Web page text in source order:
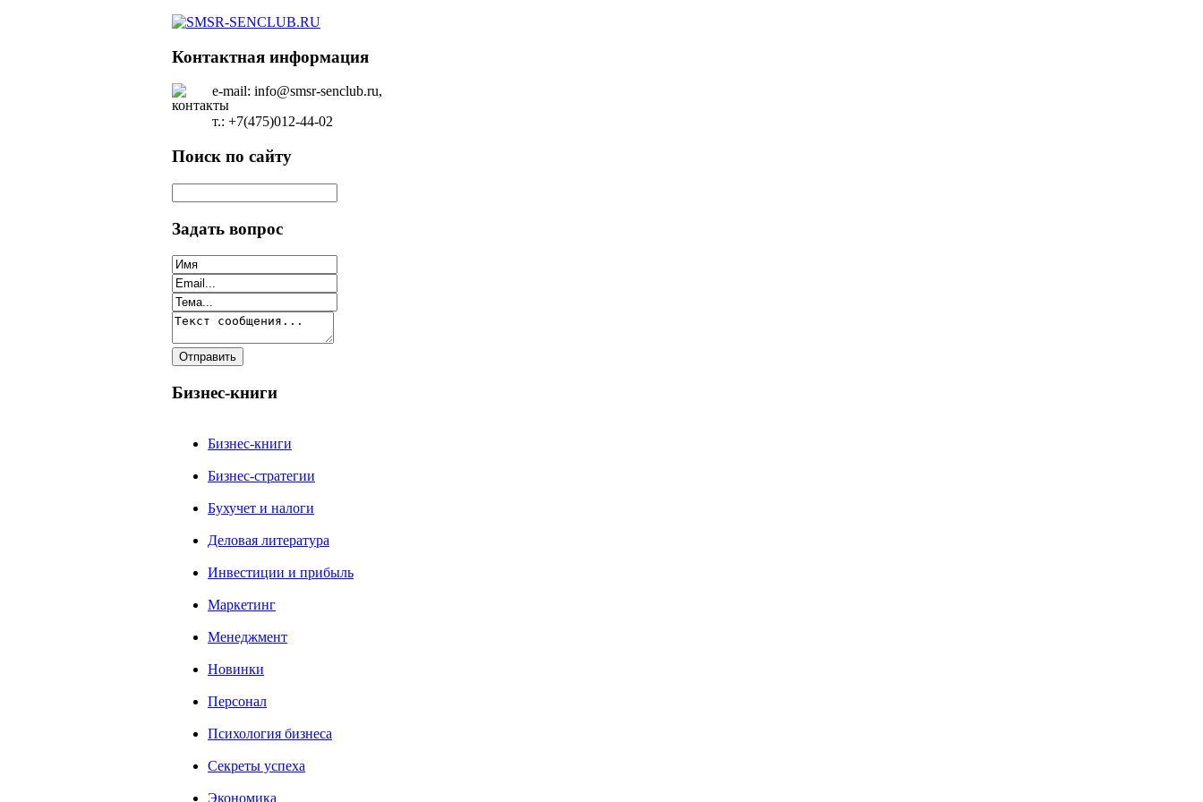
Контактная информация
e-mail: info@smsr-senclub.ru,
т.: +7(475)012-44-02
Поиск по сайту
Задать вопрос
Бизнес-книги
Бизнес-книги
Бизнес-стратегии
Бухучет и налоги
Деловая литература
Инвестиции и прибыль
Маркетинг
Менеджмент
Новинки
Персонал
Психология бизнеса
Секреты успеха
Экономика